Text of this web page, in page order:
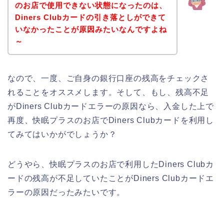
のお店で使用できない状態になったのは、
Diners Clubカードの引き落としができて
いなかったことが原因みたいなんですよね
～
なので、一度、ご自身の銀行口座の残高をチェックさ
れることをオススメします。そして、もし、残高不足
がDiners Clubカードエラーの原因なら、入金した上で
再度、快眠プラスのお店でDiners Clubカードを利用し
てみてはいかがでしょうか？
どうやら、快眠プラスのお店で利用したDiners Clubカ
ードの残高が不足していたことがDiners Clubカードエ
ラーの原因だったみたいです。